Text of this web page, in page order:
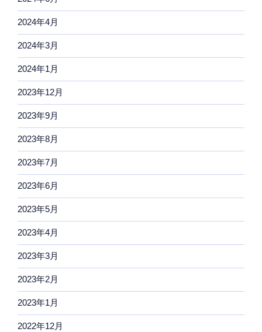
2024年4月
2024年3月
2024年1月
2023年12月
2023年9月
2023年8月
2023年7月
2023年6月
2023年5月
2023年4月
2023年3月
2023年2月
2023年1月
2022年12月